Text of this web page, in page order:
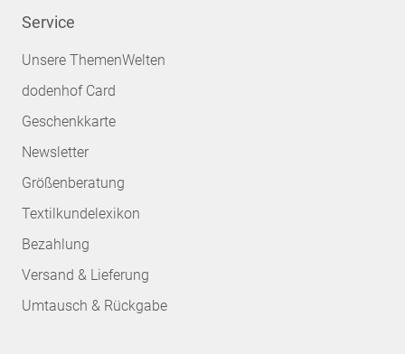
Service
Unsere ThemenWelten
dodenhof Card
Geschenkkarte
Newsletter
Größenberatung
Textilkundelexikon
Bezahlung
Versand & Lieferung
Umtausch & Rückgabe